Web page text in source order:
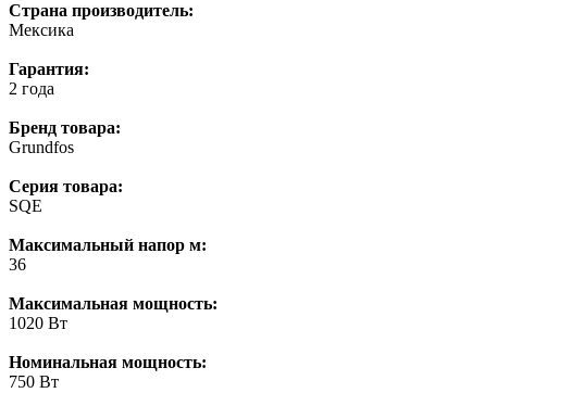
Страна производитель:
Мексика
Гарантия:
2 года
Бренд товара:
Grundfos
Серия товара:
SQE
Максимальный напор м:
36
Максимальная мощность:
1020 Вт
Номинальная мощность:
750 Вт